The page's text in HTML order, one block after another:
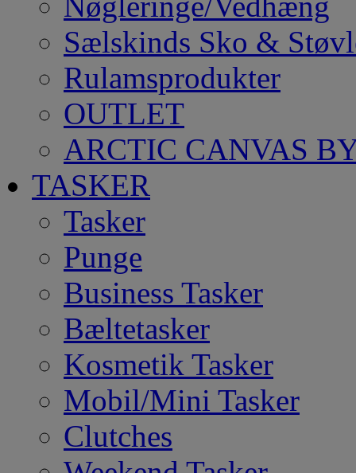
Sælskinds Sko &
Rulamsprodukter
OUTLET
ARCTIC CANVAS
TASKER
Tasker
Punge
Business Tasker
Bæltetasker
Kosmetik Tasker
Mobil/Mini Tasker
Clutches